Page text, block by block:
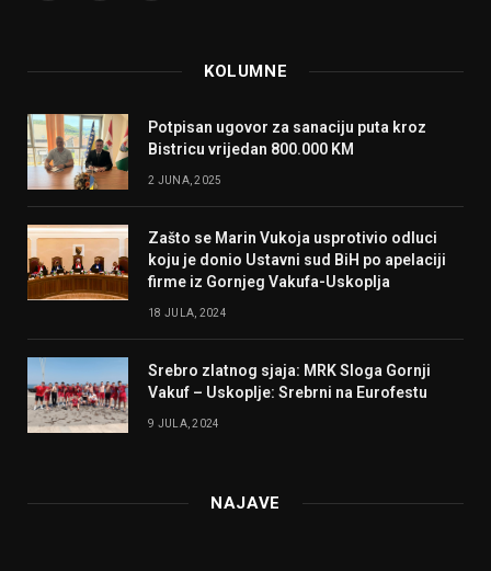
KOLUMNE
Potpisan ugovor za sanaciju puta kroz
Bistricu vrijedan 800.000 KM
2 JUNA, 2025
Zašto se Marin Vukoja usprotivio odluci
koju je donio Ustavni sud BiH po apelaciji
firme iz Gornjeg Vakufa-Uskoplja
18 JULA, 2024
Srebro zlatnog sjaja: MRK Sloga Gornji
Vakuf – Uskoplje: Srebrni na Eurofestu
9 JULA, 2024
NAJAVE